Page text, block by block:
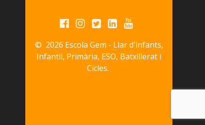
© 2026 Escola Gem - Llar d'infants,
Infantil, Primària, ESO, Batxillerat i
Cicles.